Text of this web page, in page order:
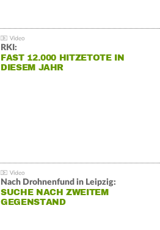
RKI:
FAST 12.000 HITZETOTE IN
DIESEM JAHR
Nach Drohnenfund in Leipzig:
SUCHE NACH ZWEITEM
GEGENSTAND